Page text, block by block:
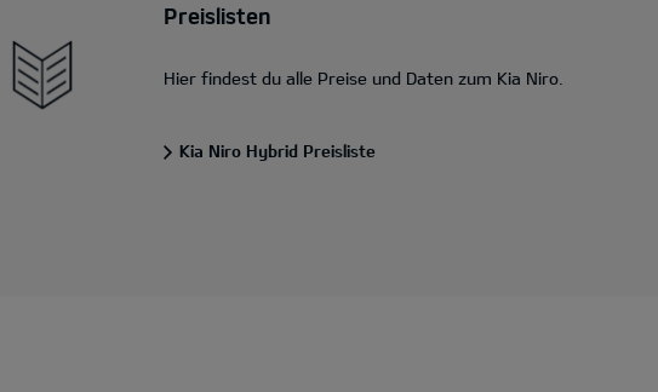
Preislisten
Hier findest du alle Preise und Daten zum Kia Niro.
Kia Niro Hybrid Preisliste